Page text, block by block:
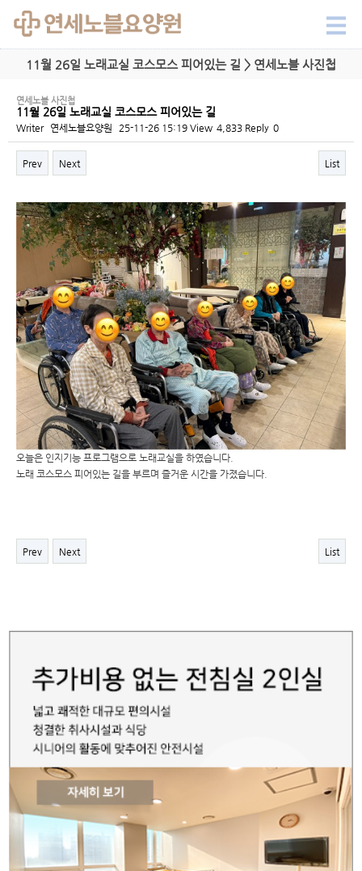
11월 26일 노래교실 코스모스 피어있는 길 > 연세노블 사진첩
연세노블 사진첩
11월 26일 노래교실 코스모스 피어있는 길
Writer 연세노블요양원 25-11-26 15:19 View 4,833 Reply 0
Prev Next List
Content
오늘은 인지기능 프로그램으로 노래교실을 하였습니다.
노래 코스모스 피어있는 길을 부르며 즐거운 시간을 가졌습니다.
Prev Next List